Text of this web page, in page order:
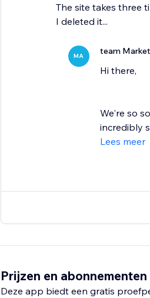
The site takes three
I deleted it...
MA team
Hi there,
We're so
incredibly
Lees meer
Prijzen en abonnementen
Deze app biedt een gratis